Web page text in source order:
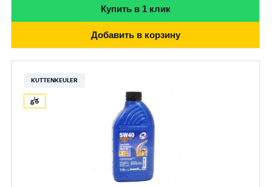
Купить в 1 клик
Добавить в корзину
KUTTENKEULER